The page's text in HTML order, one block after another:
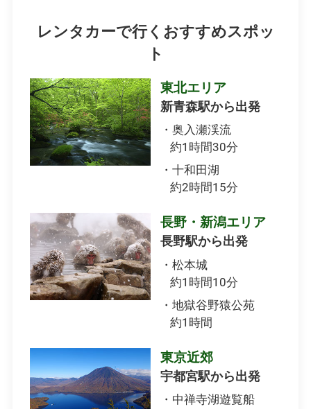
で
開
き
ま
す
レンタカーで行くおすすめスポッ
ト
東北エリア
新青森駅から出発
・奥入瀬渓流
約1時間30分
・十和田湖
約2時間15分
長野・新潟エリア
長野駅から出発
・松本城
約1時間10分
・地獄谷野猿公苑
約1時間
東京近郊
宇都宮駅から出発
・中禅寺湖遊覧船